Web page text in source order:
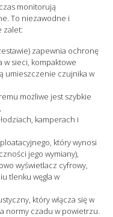
monitorują
To niezawodne i
zalet:
zapewnia ochronę
w sieci, kompaktowe
umieszczenie czujnika w
możliwe jest szybkie
kamperach i
który wynosi
jego wymiany),
wyświetlacz cyfrowy,
tlenku węgla w
który włącza się w
normy czadu w powietrzu.